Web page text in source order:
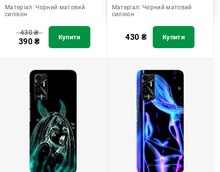
Матеріал: Чорний матовий
силікон
430₴
390₴ Купити
Матеріал: Чорний матовий
силікон
430 ₴ Купити